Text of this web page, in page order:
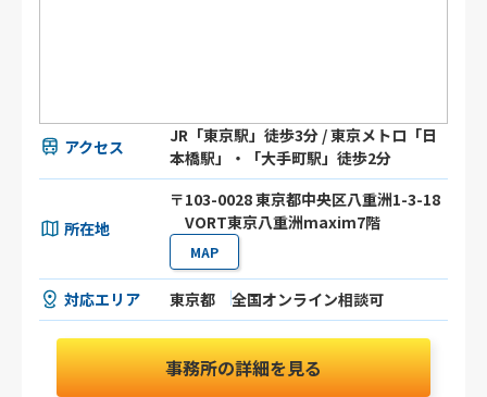
アクセス
JR「東京駅」徒歩3分 / 東京メトロ「日
本橋駅」・「大手町駅」徒歩2分
所在地
〒103-0028 東京都中央区八重洲1-3-18
VORT東京八重洲maxim7階
MAP
対応エリア 東京都 全国オンライン相談可
事務所の詳細を見る